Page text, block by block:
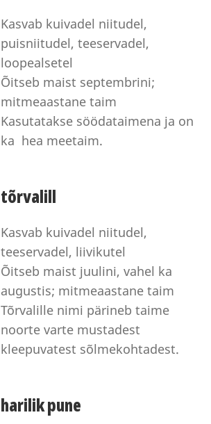
Kasvab kuivadel niitudel,
puisniitudel, teeservadel,
loopealsetel
Õitseb maist septembrini;
mitmeaastane taim
Kasutatakse söödataimena ja on
ka hea meetaim.
tõrvalill
Kasvab kuivadel niitudel,
teeservadel, liivikutel
Õitseb maist juulini, vahel ka
augustis; mitmeaastane taim
Tõrvalille nimi pärineb taime
noorte varte mustadest
kleepuvatest sõlmekohtadest.
harilik pune